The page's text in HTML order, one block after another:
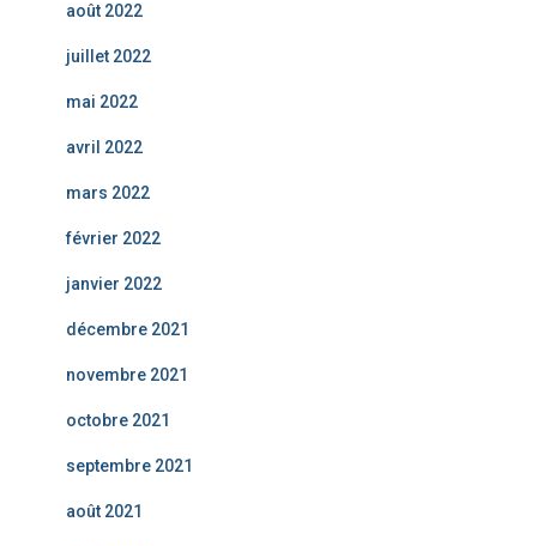
août 2022
juillet 2022
mai 2022
avril 2022
mars 2022
février 2022
janvier 2022
décembre 2021
novembre 2021
octobre 2021
septembre 2021
août 2021